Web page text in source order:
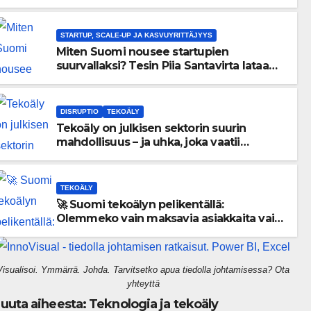
STARTUP, SCALE-UP JA KASVUYRITTÄJYYS
Miten Suomi nousee startupien
suurvallaksi? Tesin Piia Santavirta lataa
DISRUPTIO TEKOÄLY
Tekoäly on julkisen sektorin suurin
mahdollisuus – ja uhka, joka vaatii
TEKOÄLY
🚀 Suomi tekoälyn pelikentällä:
Olemmeko vain maksavia asiakkaita vai
gigatehtaan?
Ymmärrä. Johda. Tarvitsetko apua tiedolla johtamisessa? Ota
yhteyttä
aiheesta: Teknologia ja tekoäly